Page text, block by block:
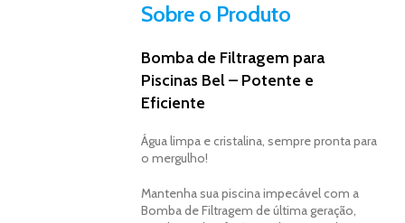
Sobre o Produto
Bomba de Filtragem para
Piscinas Bel – Potente e
Eficiente
Água limpa e cristalina, sempre pronta para
o mergulho!
Mantenha sua piscina impecável com a
Bomba de Filtragem de última geração,